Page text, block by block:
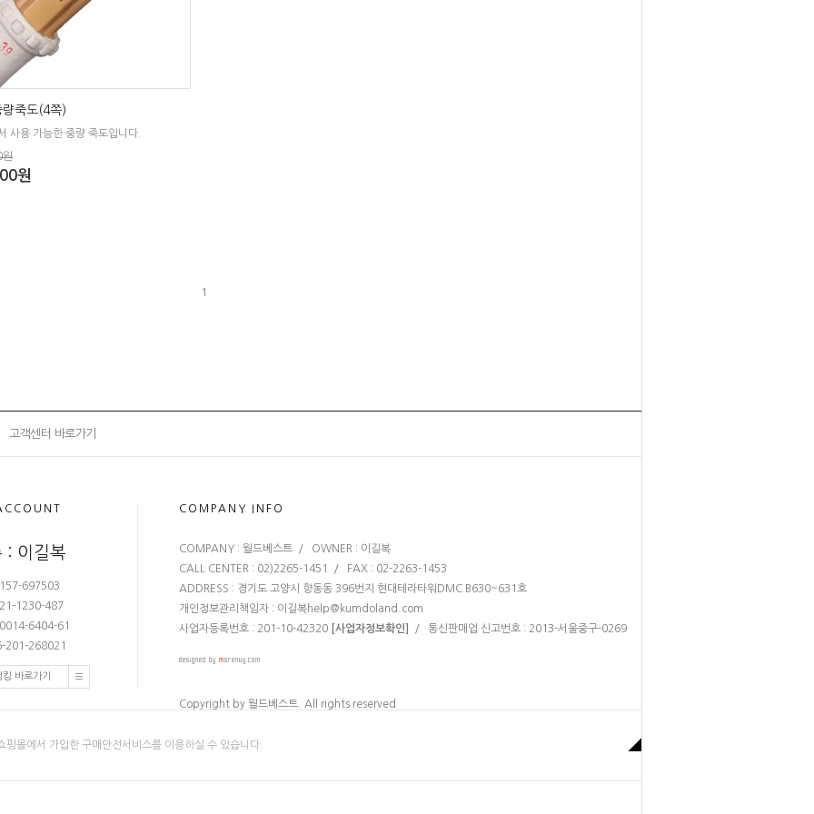
량죽도(4쪽)
사용 가능한 중량 죽도입니다.
원
1
고객센터 바로가기
: 이길복
697503
1230-487
6404-61
201-268021
바로가기
COMPANY INFO
COMPANY : 월드베스트 / OWNER : 이길복
CALL CENTER : 02)2265-1451 / FAX : 02-2263-1453
ADDRESS : 경기도 고양시 향동동 396번지 현대테라타워DMC B630~631호
개인정보관리책임자 : 이길복help@kumdoland.com
사업자등록번호 : 201-10-42320
[사업자정보확인] / 통신판매업 신고번호 : 2013-서울중구-0269
Copyright by 월드베스트. All rights reserved
몰에서 가입한 구매안전서비스를 이용하실 수 있습니다.